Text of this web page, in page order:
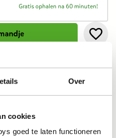
Over
cookies
goed te laten functioneren
Gratis ophalen na 60 minuten!
1-2 dagen in huis
in onze winkels